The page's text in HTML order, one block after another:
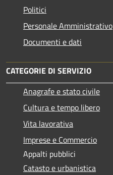
Politici
Personale Amministrativo
Documenti e dati
CATEGORIE DI SERVIZIO
Anagrafe e stato civile
Cultura e tempo libero
Vita lavorativa
Imprese e Commercio
Appalti pubblici
Catasto e urbanistica